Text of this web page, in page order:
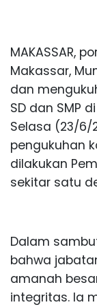
MAKASSAR,
Makassar,
dan
SD dan SMP
Selasa (23/6/
pengukuhan
dilakukan
sekitar satu
Dalam
bahwa
amanah
integritas. Ia